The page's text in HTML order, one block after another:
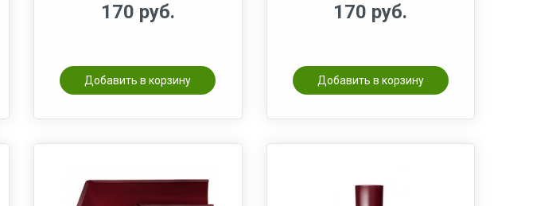
170 руб.
Добавить в корзину
170 руб.
Добавить в корзину